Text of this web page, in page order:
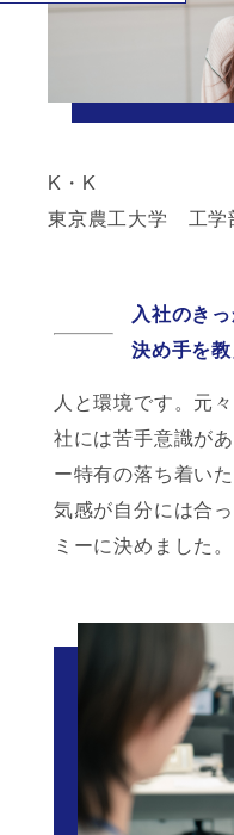
K・K
東京農工大学 工学
入社のきっ
決め手を
人と環境です。元
社には苦手意識が
ー特有の落ち着い
気感が自分には合
ミーに決めました。